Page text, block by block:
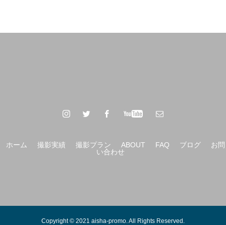
ホーム 撮影実績 撮影プラン ABOUT FAQ ブログ
お問
い合わせ
Copyright © 2021 aisha-promo. All Rights Reserved.